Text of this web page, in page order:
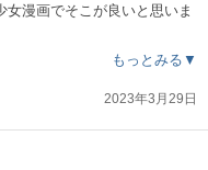
女漫画でそこが良いと思いま
もっとみる▼
2023年3月29日